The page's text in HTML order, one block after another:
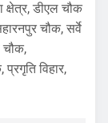
क्षेत्र, डीएल चौक
चौक, सर्वे
चौक,
विहार,